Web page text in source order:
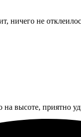
не
на высоте,